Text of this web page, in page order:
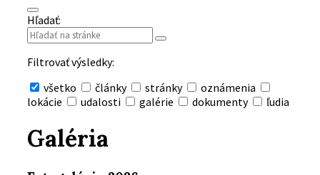
Hľadať:
Filtrovať výsledky:
všetko
články stránky
oznámenia
lokácie
udalosti galérie dokumenty ľudia
vyhľadávanie
Galéria